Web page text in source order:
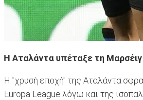
Η Αταλάντα υπέταξε τη Μαρσέιγ
Η "χρυσή εποχή" της Αταλάντα
Europa League λόγω και της